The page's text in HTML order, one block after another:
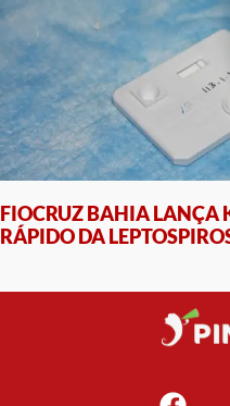
FIOCRUZ BAHIA LANÇA
RÁPIDO DA